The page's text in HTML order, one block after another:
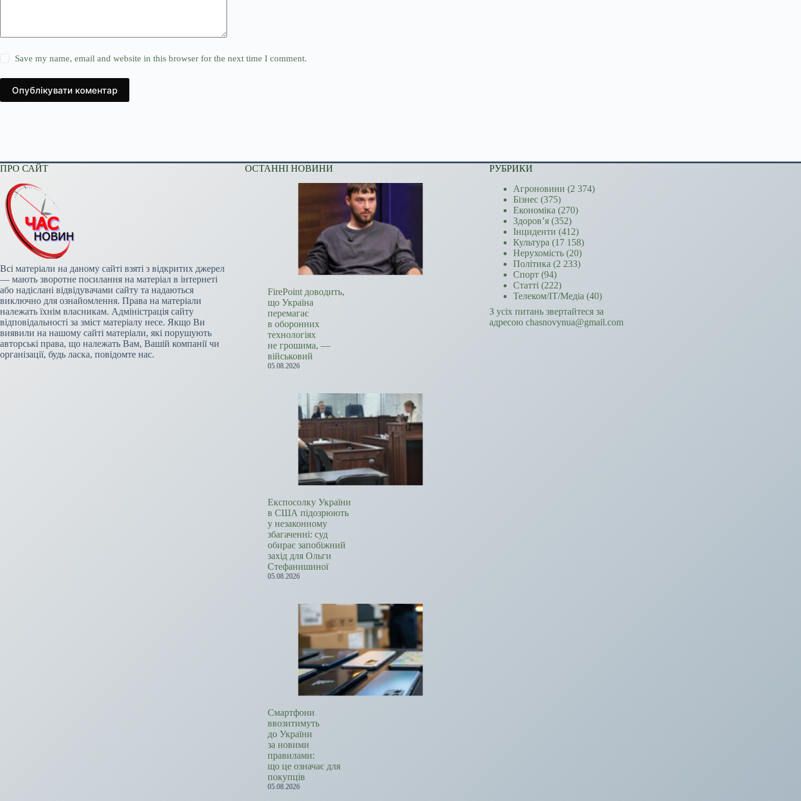
Save my name, email and website in this browser for the next time I comment.
Опублікувати коментар
ПРО САЙТ
Всі матеріали на даному сайті взяті з відкритих джерел
— мають зворотне посилання на матеріал в інтернеті
або надіслані відвідувачами сайту та надаються
виключно для ознайомлення. Права на матеріали
належать їхнім власникам. Адміністрація сайту
відповідальності за зміст матеріалу несе. Якщо Ви
виявили на нашому сайті матеріали, які порушують
авторські права, що належать Вам, Вашій компанії чи
організації, будь ласка, повідомте нас.
ОСТАННІ НОВИНИ
FirePoint доводить,
що Україна
перемагає
в оборонних
технологіях
не грошима, —
військовий
05.08.2026
Експосолку України
в США підозрюють
у незаконному
збагаченні: суд
обирає запобіжний
захід для Ольги
Стефанишиної
05.08.2026
Смартфони
ввозитимуть
до України
за новими
правилами:
що це означає для
покупців
05.08.2026
РУБРИКИ
Агроновини (2 374)
Бізнес (375)
Економіка (270)
Здоров’я (352)
Інциденти (412)
Культура (17 158)
Нерухомість (20)
Політика (2 233)
Спорт (94)
Статті (222)
Телеком/ІТ/Медіа (40)
З усіх питань звертайтеся за
адресою chasnovynua@gmail.com